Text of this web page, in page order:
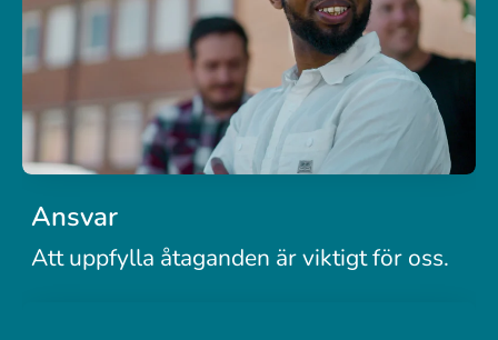
Ansvar
Att uppfylla åtaganden är viktigt för oss.